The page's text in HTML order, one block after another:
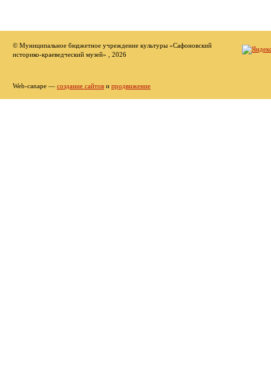
© Муниципальное бюджетное учреждение культуры «Сафоновский
историко-краеведческий музей» , 2026
Web-canape — создание сайтов и продвижение